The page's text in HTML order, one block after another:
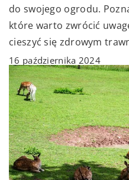
do swojego ogrodu.
które warto zwrócić
cieszyć się zdrowym
16 października 2024